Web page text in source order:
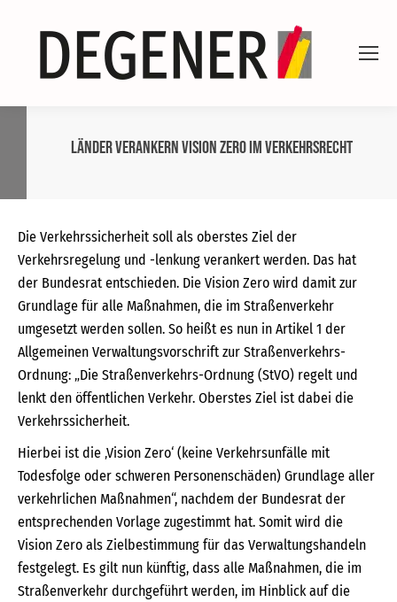
Länder verankern Vision Zero im Verkehrsrecht
Die Verkehrssicherheit soll als oberstes Ziel der
Verkehrsregelung und -lenkung verankert werden. Das hat
der Bundesrat entschieden. Die Vision Zero wird damit zur
Grundlage für alle Maßnahmen, die im Straßenverkehr
umgesetzt werden sollen. So heißt es nun in Artikel 1 der
Allgemeinen Verwaltungsvorschrift zur Straßenverkehrs-
Ordnung: „Die Straßenverkehrs-Ordnung (StVO) regelt und
lenkt den öffentlichen Verkehr. Oberstes Ziel ist dabei die
Verkehrssicherheit.
Hierbei ist die ‚Vision Zero‘ (keine Verkehrsunfälle mit
Todesfolge oder schweren Personenschäden) Grundlage aller
verkehrlichen Maßnahmen“, nachdem der Bundesrat der
entsprechenden Vorlage zugestimmt hat. Somit wird die
Vision Zero als Zielbestimmung für das Verwaltungshandeln
festgelegt. Es gilt nun künftig, dass alle Maßnahmen, die im
Straßenverkehr durchgeführt werden, im Hinblick auf die